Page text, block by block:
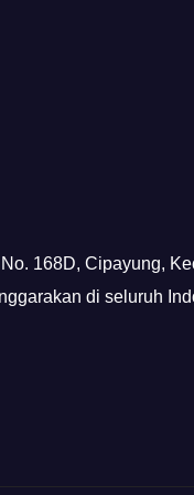
168D, Cipayung,
di seluruh